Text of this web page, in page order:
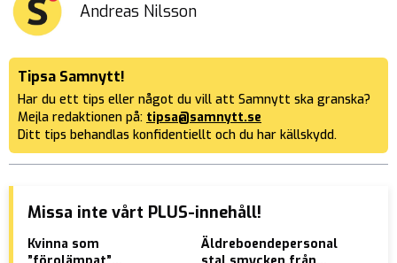
Andreas Nilsson
Tipsa Samnytt!
Har du ett tips eller något du vill att Samnytt ska granska?
Mejla redaktionen på: tipsa@samnytt.se
Ditt tips behandlas konfidentiellt och du har källskydd.
Missa inte vårt PLUS-innehåll!
Kvinna som
Äldreboendepersonal